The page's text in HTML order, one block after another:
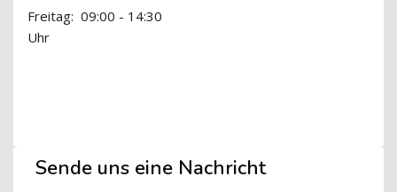
Freitag: 09:00 - 14:30
Uhr
Blöcke
[Cocoon] Custom HTML überspringen
Sende uns eine Nachricht